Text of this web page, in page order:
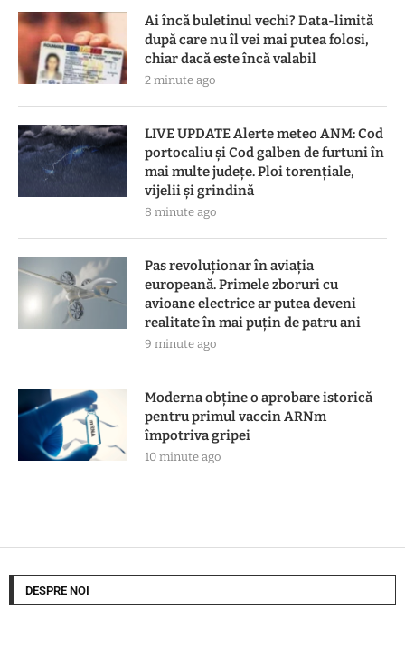
Ai încă buletinul vechi? Data-limită
după care nu îl vei mai putea folosi,
chiar dacă este încă valabil
2 minute ago
LIVE UPDATE Alerte meteo ANM: Cod
portocaliu și Cod galben de furtuni în
mai multe județe. Ploi torențiale,
vijelii și grindină
8 minute ago
Pas revoluționar în aviația
europeană. Primele zboruri cu
avioane electrice ar putea deveni
realitate în mai puțin de patru ani
9 minute ago
Moderna obține o aprobare istorică
pentru primul vaccin ARNm
împotriva gripei
10 minute ago
DESPRE NOI